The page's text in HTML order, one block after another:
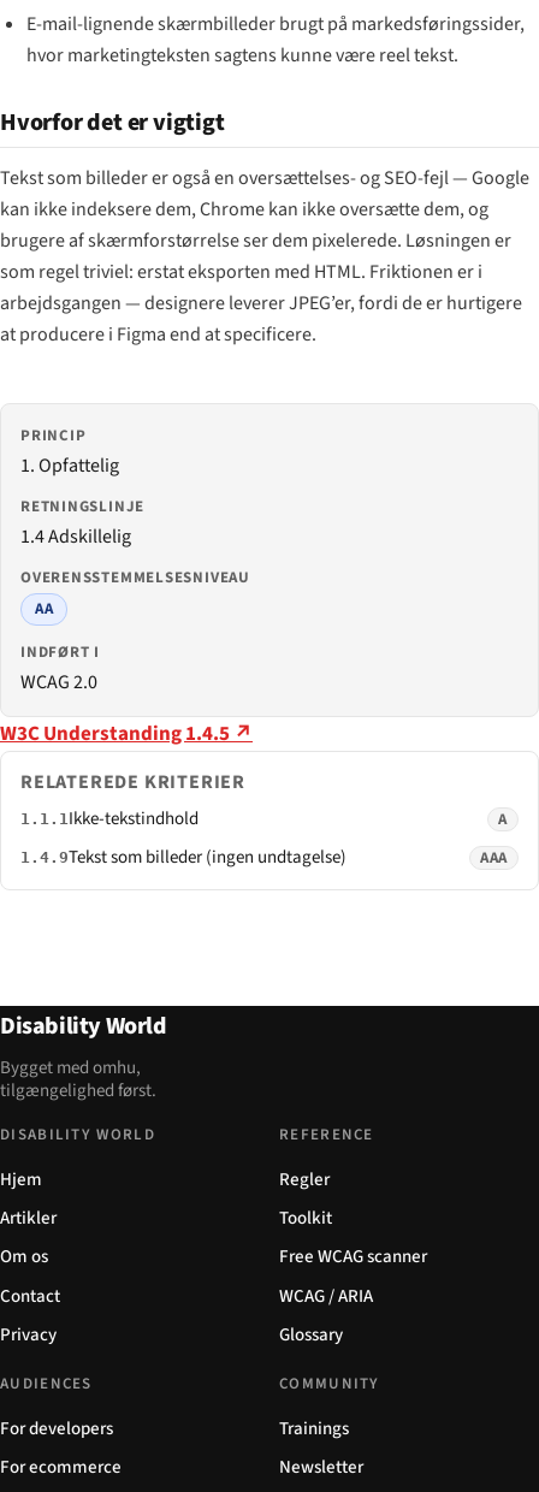
E-mail-lignende skærmbilleder brugt på markedsføringssider,
hvor marketingteksten sagtens kunne være reel tekst.
Hvorfor det er vigtigt
Tekst som billeder er også en oversættelses- og SEO-fejl — Google
kan ikke indeksere dem, Chrome kan ikke oversætte dem, og
brugere af skærmforstørrelse ser dem pixelerede. Løsningen er
som regel triviel: erstat eksporten med HTML. Friktionen er i
arbejdsgangen — designere leverer JPEG’er, fordi de er hurtigere
at producere i Figma end at specificere.
PRINCIP
1. Opfattelig
RETNINGSLINJE
1.4 Adskillelig
OVERENSSTEMMELSESNIVEAU
AA
INDFØRT I
WCAG 2.0
W3C Understanding 1.4.5 ↗
RELATEREDE KRITERIER
1.1.1Ikke-tekstindhold A
1.4.9Tekst som billeder (ingen undtagelse) AAA
Disability World
Bygget med omhu,
tilgængelighed først.
DISABILITY WORLD
Hjem
Artikler
Om os
Contact
Privacy
REFERENCE
Regler
Toolkit
Free WCAG scanner
WCAG / ARIA
Glossary
AUDIENCES
For developers
For ecommerce
COMMUNITY
Trainings
Newsletter